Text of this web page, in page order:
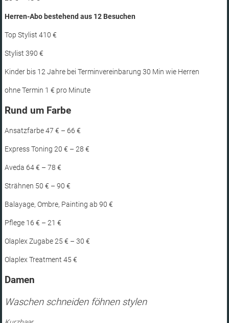
Herren-Abo bestehend aus 12 Besuchen
Top Stylist 410 €
Stylist 390 €
Kinder bis 12 Jahre bei Terminvereinbarung 30 Min wie Herren
ohne Termin 1 € pro Minute
Rund um Farbe
Ansatzfarbe 47 € – 66 €
Express Toning 20 € – 28 €
Aveda 64 € – 78 €
Strähnen 50 € – 90 €
Balayage, Ombre, Painting ab 90 €
Pflege 16 € – 21 €
Olaplex Zugabe 25 € – 30 €
Olaplex Treatment 45 €
Damen
Waschen schneiden föhnen stylen